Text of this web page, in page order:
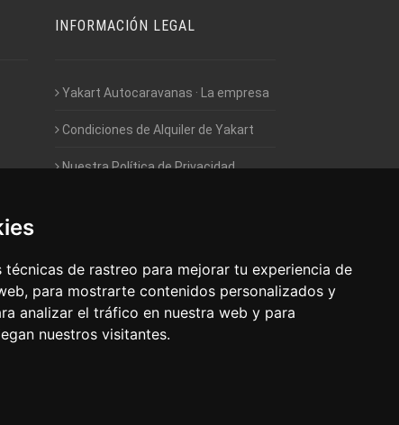
de rastreo para mejorar tu experiencia de
para mostrarte contenidos personalizados y
analizar el tráfico en nuestra web y para
nuestros visitantes.
INFORMACIÓN LEGAL
Yakart Autocaravanas · La empresa
Condiciones de Alquiler de Yakart
Nuestra Política de Privacidad